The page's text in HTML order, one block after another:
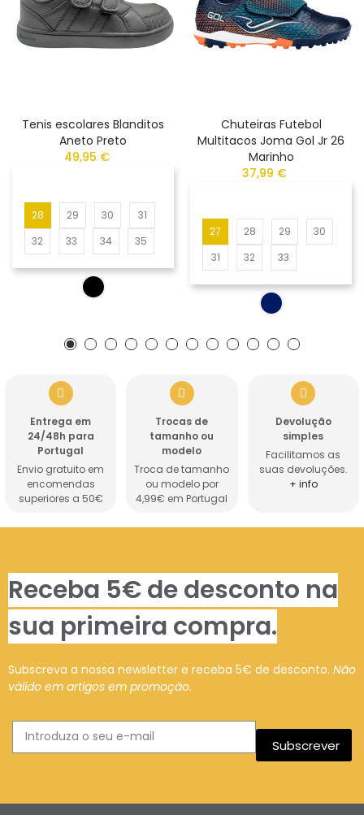
Tenis escolares Blanditos
Aneto Preto
49,95 €
28 29 30
31
32
33 34 35
Chuteiras Futebol
Multitacos Joma Gol Jr 26
Marinho
37,99 €
27 28 29
30
31
32 33
Entrega em
24/48h para
Portugal
Envio gratuito em
encomendas
superiores a 50€
Trocas de
tamanho ou
modelo
Troca de tamanho
ou modelo por
4,99€ em Portugal
Devolução
simples
Facilitamos as
suas devoluções.
+ info
Receba 5€ de desconto na
sua primeira compra.
Subscreva a nossa newsletter e receba 5€ de desconto. Não
válido em artigos em promoção.
Subscrever